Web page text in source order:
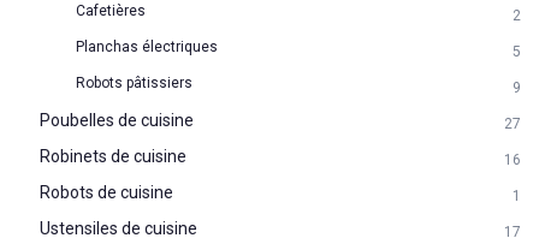
Cafetières
2
Planchas électriques
5
Robots pâtissiers
9
Poubelles de cuisine 27
Robinets de cuisine 16
Robots de cuisine 1
Ustensiles de cuisine 17